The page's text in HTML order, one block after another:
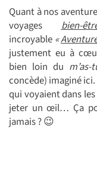
Quant à nos
voyagesbien-
incroyable «
justement eu à
bien loin du m’as-
concède) imaginé
qui voyaient dans les
jeter un œil… Ça
jamais ? 😉